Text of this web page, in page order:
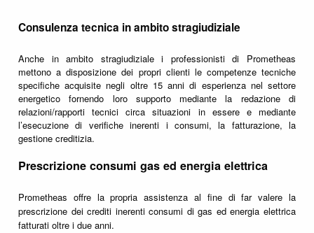
Consulenza tecnica in ambito stragiudiziale
Anche in ambito stragiudiziale i professionisti di Prometheas
mettono a disposizione dei propri clienti le competenze tecniche
specifiche acquisite negli oltre 15 anni di esperienza nel settore
energetico fornendo loro supporto mediante la redazione di
relazioni/rapporti tecnici circa situazioni in essere e mediante
l’esecuzione di verifiche inerenti i consumi, la fatturazione, la
gestione creditizia.
Prescrizione consumi gas ed energia elettrica
Prometheas offre la propria assistenza al fine di far valere la
prescrizione dei crediti inerenti consumi di gas ed energia elettrica
fatturati oltre i due anni.